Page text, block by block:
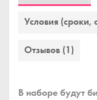
Условия (сроки,
Отзывов (1)
В наборе будут